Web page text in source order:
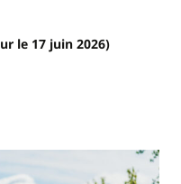
le 17 juin 2026)